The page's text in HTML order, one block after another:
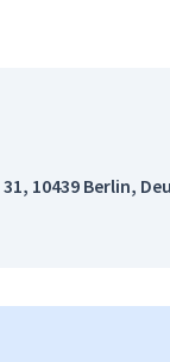
10439 Berlin,